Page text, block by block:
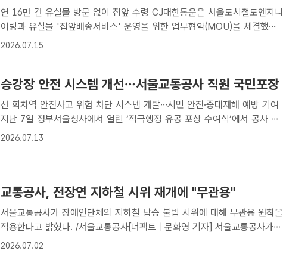
연 16만 건 유실물 방문 없이 집앞 수령 CJ대한통운은 서울도시철도엔지니
어링과 유실물 '집앞배송서비스' 운영을 위한 업무협약(MOU)을 체결했다.
유실물 배송 서비스 협약체결식에 참석한 윤재승 오네(O-NE) 본부장(왼쪽
2026.07.15
승강장 안전 시스템 개선…서울교통공사 직원 국민포장
선 회차역 안전사고 위험 차단 시스템 개발…시민 안전·중대재해 예방 기여
지난 7일 정부서울청사에서 열린 ‘적극행정 유공 포상 수여식’에서 공사 박
종권 과장이 국민포장을 수상했다. /서울교통공사[더팩트ㅣ정소양 기자] 서
2026.07.13
교통공사, 전장연 지하철 시위 재개에 "무관용"
서울교통공사가 장애인단체의 지하철 탑승 불법 시위에 대해 무관용 원칙을
적용한다고 밝혔다. /서울교통공사[더팩트ㅣ문화영 기자] 서울교통공사가
전국장애인차별철폐연대(전장연) 지하철 탑승 시위에 무관용 원칙을 강조했
2026.07.02